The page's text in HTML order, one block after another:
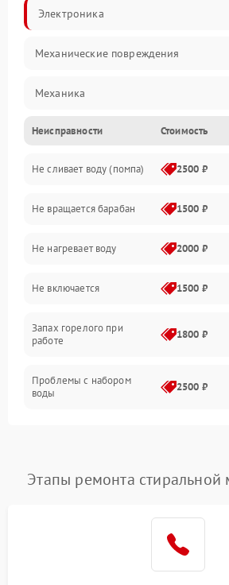
Электроника
Механические повреждения
Механика
Электропитание
Водоснабжение
Слив
Программное обеспечение
Неисправности Стоимость
Не сливает воду (помпа) 2500 ₽
Не вращается барабан 1500 ₽
Не нагревает воду 2000 ₽
Не включается 1500 ₽
Запах горелого при
работе
1800 ₽
Проблемы с набором
воды
2500 ₽
Замена платы управления
Этапы ремонта